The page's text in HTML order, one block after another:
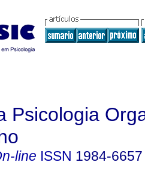
Psicologia
line ISSN 1984-6657